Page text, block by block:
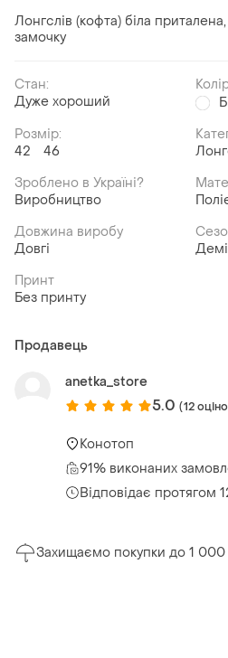
Лонгслів (кофта) біла
замочку
Стан:
Дуже хороший
Розмір:
42
46
Зроблено в Україні?
Виробництво
Довжина виробу
Довгі
Принт
Без принту
Продавець
anetka_store
5.0 (12
Конотоп
91% виконаних
Відповідає протягом
Захищаємо покупки до 1 000